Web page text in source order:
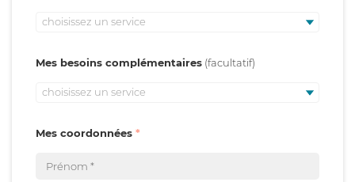
choisissez un service
Mes besoins complémentaires
choisissez un service
Mes coordonnées